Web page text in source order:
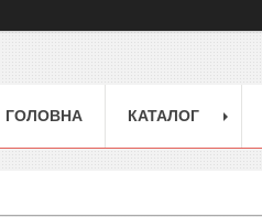
ГОЛОВНА КАТАЛОГ